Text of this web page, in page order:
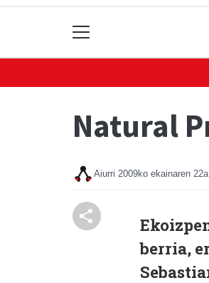
Natural
Aiurri 2009ko ekainaren 22a
berria,